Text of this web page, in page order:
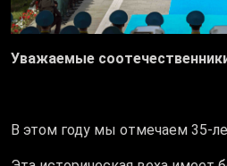
Уважаемые
В этом году мы отмечаем 35-